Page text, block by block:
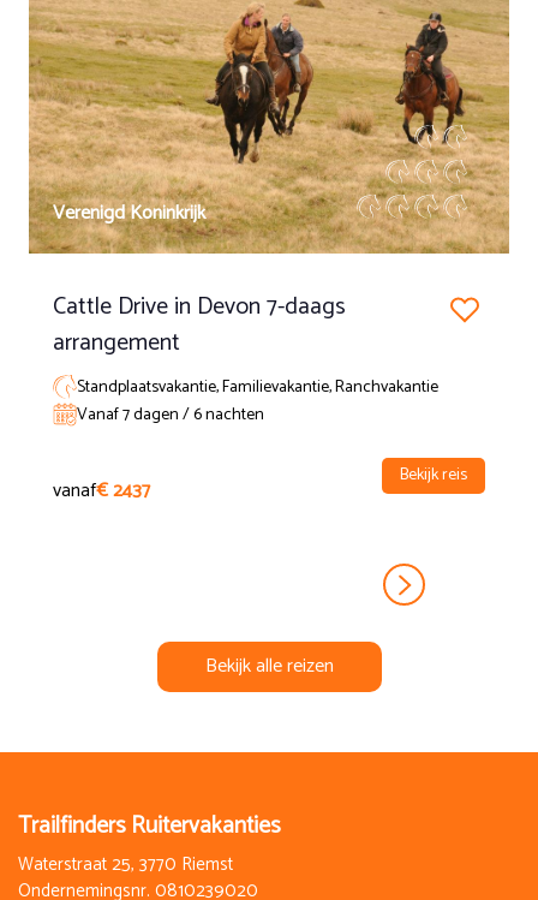
De koeien die net hebben gekalfd moeten terugkomen
naar betere graasgronden in de buurt van de boerderij. Met
de winter in aantocht is dit noodzakelijk.
Verenigd Koninkrijk
Cattle Drive in Devon 7-daags
arrangement
Standplaatsvakantie, Familievakantie, Ranchvakantie
Vanaf 7 dagen / 6 nachten
vanaf€ 2437 Bekijk reis
Bekijk alle reizen
Trailfinders Ruitervakanties
Waterstraat 25, 3770 Riemst
Ondernemingsnr. 0810239020